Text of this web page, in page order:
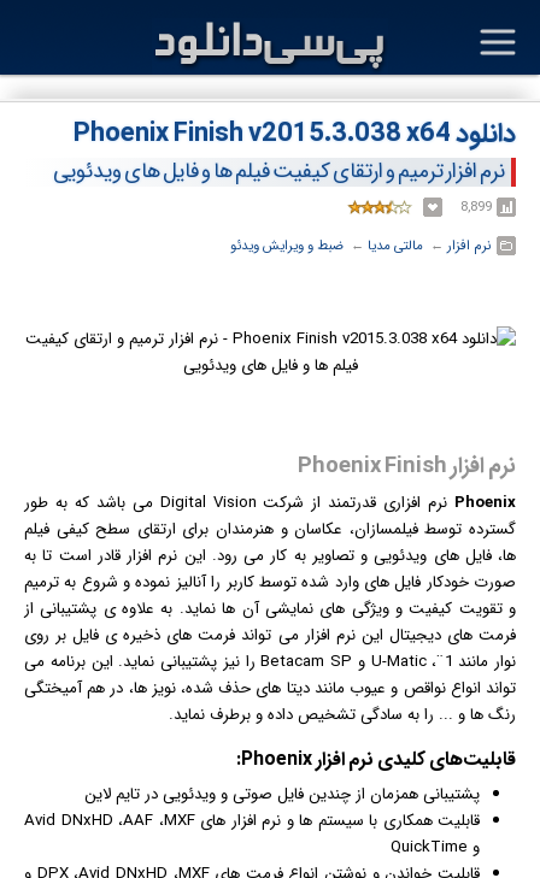
دانلود Phoenix Finish v2015.3.038 x64
نرم افزار ترمیم و ارتقای کیفیت فیلم ها و فایل های ویدئویی
8,899
نرم افزار ← ‏ مالتی مدیا ← ‏ ضبط و ویرایش ویدئو
نرم افزار Phoenix Finish
Phoenix نرم افزار
ی قدرتمند از شرکت Digital Vision می باشد که به طور
گسترده توسطفیلمسازان، عکاسان و هنرمندان برای ارتقای سطح کیفی فیلم
ها، فایل های ویدئویی و تصاویر به کار می رود. این نرم افزار قادر است تا به
صورت خودکار فایل های وارد شده توسط کاربر را آنالیز نموده و شروع به ترمیم
و تقویت کیفیت و ویژگی های نمایشی آن ها نماید. به علاوه ی پشتیبانی از
فرمت های دیجیتال این نرم افزار می تواند فرمت های ذخیره ی فایل بر روی
نوار مانند 1¨، U-Matic و Betacam SP را نیز پشتیبانی نماید. این برنامه می
تواند انواع نواقص و عیوب مانند دیتا های حذف شده، نویز ها، در هم آمیختگی
رنگ ها و ... را به سادگی تشخیص داده و برطرف نماید.
قابلیت‌های کلیدی نرم افزار
پشتیبانی همزمان از چندین فایل صوتی و ویدئویی در تایم لاین
قابلیت همکاری با سیستم ها و نرم افزار های Avid DNxHD ،AAF ،MXF
و QuickTime